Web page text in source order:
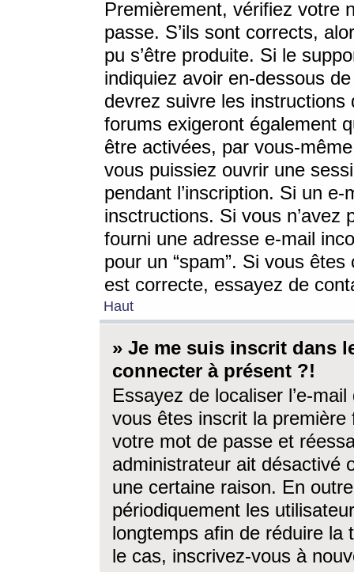
Premièrement, vérifiez votre
passe. S’ils sont corrects,
pu s’être produite. Si le
indiquiez avoir en-dessous
devrez suivre les
forums exigeront également
être activées, par vous-
vous puissiez ouvrir une
pendant l’inscription. Si un
insctructions. Si vous n’avez
fourni une adresse e-mail
pour un “spam”. Si vous
est correcte, essayez de
Haut
» Je me suis inscrit dans
connecter à présent ?!
Essayez de localiser l’e-
vous êtes inscrit la première
votre mot de passe et
administrateur ait désactivé
une certaine raison. En
périodiquement les
longtemps afin de réduire la
le cas, inscrivez-vous à